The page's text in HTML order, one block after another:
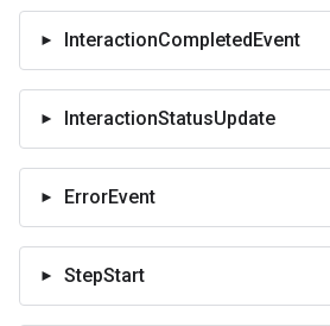
InteractionCompletedEvent
InteractionStatusUpdate
ErrorEvent
StepStart